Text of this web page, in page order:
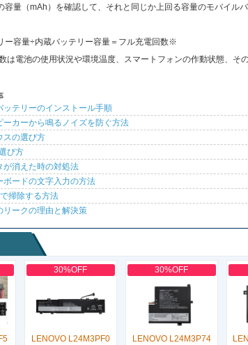
容量（mAh）を確認して、それと同じか上回る容量のモバイル
ー容量÷内蔵バッテリー容量＝フル充電回数※
は電池の使用状況や環境温度、スマートフォンの作動状態、そ
ッテリーのインストール手順
ーカーから鳴るノイズを防ぐ方法
スの選び方
び方
が消えた時の対処法
ボードの文字入力の方法
掃除する方法
リークの理由と解決策
30%OFF
LENOVO L24M3PF0
30%OFF
LENOVO L24M3P74